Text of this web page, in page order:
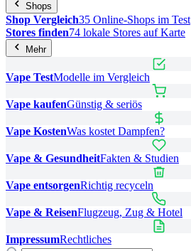
Shops
Shop Vergleich35 Online-Shops im Test
Stores finden74 lokale Stores auf Karte
Mehr
Vape TestModelle im Vergleich
Vape kaufenGünstig & seriös
Vape KostenWas kostet Dampfen?
Vape & GesundheitFakten & Studien
Vape entsorgenRichtig recyceln
Vape & ReisenFlugzeug, Zug & Hotel
ImpressumRechtliches